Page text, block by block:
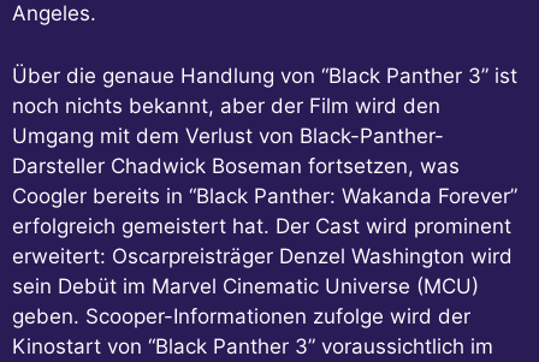
Angeles.
Über die genaue Handlung von “Black Panther 3” ist
noch nichts bekannt, aber der Film wird den
Umgang mit dem Verlust von Black-Panther-
Darsteller Chadwick Boseman fortsetzen, was
Coogler bereits in “Black Panther: Wakanda Forever”
erfolgreich gemeistert hat. Der Cast wird prominent
erweitert: Oscarpreisträger Denzel Washington wird
sein Debüt im Marvel Cinematic Universe (MCU)
geben. Scooper-Informationen zufolge wird der
Kinostart von “Black Panther 3” voraussichtlich im